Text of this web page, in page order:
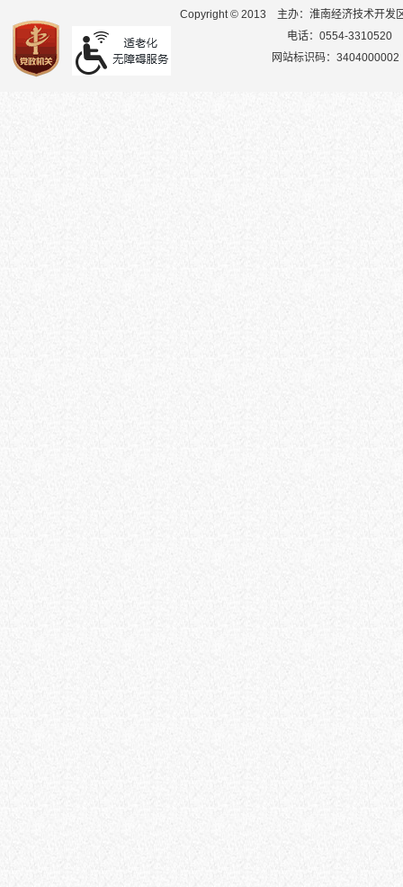
Copyright © 2013
主办：淮南经济技术开发
电话：0554-3310520
网站标识码：3404000002